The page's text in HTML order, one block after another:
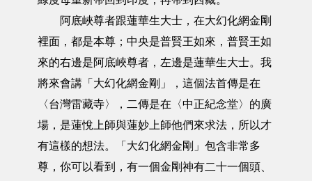
阿底峽尊者跟蓮華生大士，在大幻化網金剛
裡面，都是本尊；中央是普賢王如來，普賢王如
來的右邊是阿底峽尊者，左邊是蓮華生大士。我
將來會講「大幻化網金剛」，這個法首傳是在
〈台灣雷藏寺〉，二傳是在〈中正紀念堂〉的廣
場，是蓮悅上師與蓮妙上師他們來求法，所以才
有這樣的想法。「大幻化網金剛」包含非常多
尊，你可以看到，有一個金剛神有二十一個頭、